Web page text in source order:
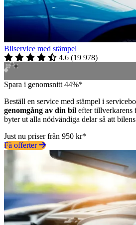
Bilservice med stämpel
4.6 (19 978)
Spara i genomsnitt 44%*
Beställ en service med stämpel i
genomgång av din bil efter tillverkarens
byter ut alla nödvändiga delar så att
Just nu priser från 950 kr*
Få offerter